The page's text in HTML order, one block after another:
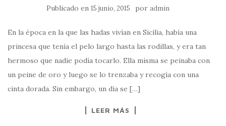
Publicado en 15 junio, 2015 por admin
En la época en la que las hadas vivían en Sicília, había una
princesa que tenía el pelo largo hasta las rodillas, y era tan
hermoso que nadie podía tocarlo. Ella misma se peinaba con
un peine de oro y luego se lo trenzaba y recogía con una
cinta dorada. Sin embargo, un día se […]
LEER MÁS